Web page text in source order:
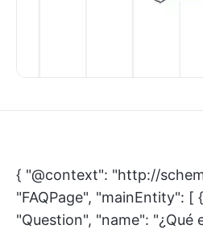
{ "@context": "http://
"FAQPage", "mainEntity": [
"Question", "name": "¿Qué